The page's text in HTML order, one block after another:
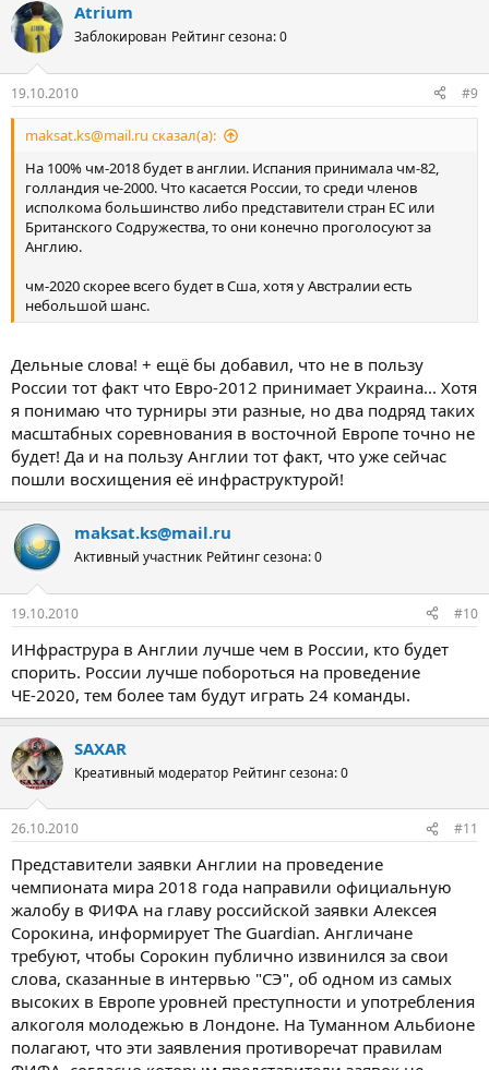
Atrium
Заблокирован Рейтинг сезона: 0
19.10.2010 #9
maksat.ks@mail.ru сказал(а):
На 100% чм-2018 будет в англии. Испания принимала чм-82,
голландия че-2000. Что касается России, то среди членов
исполкома большинство либо представители стран ЕС или
Британского Содружества, то они конечно проголосуют за
Англию.
чм-2020 скорее всего будет в Сша, хотя у Австралии есть
небольшой шанс.
Дельные слова! + ещё бы добавил, что не в пользу
России тот факт что Евро-2012 принимает Украина... Хотя
я понимаю что турниры эти разные, но два подряд таких
масштабных соревнования в восточной Европе точно не
будет! Да и на пользу Англии тот факт, что уже сейчас
пошли восхищения её инфраструктурой!
maksat.ks@mail.ru
Активный участник Рейтинг сезона: 0
19.10.2010 #10
ИНфраструра в Англии лучше чем в России, кто будет
спорить. России лучше побороться на проведение
ЧЕ-2020, тем более там будут играть 24 команды.
SAXAR
Креативный модератор Рейтинг сезона: 0
26.10.2010 #11
Представители заявки Англии на проведение
чемпионата мира 2018 года направили официальную
жалобу в ФИФА на главу российской заявки Алексея
Сорокина, информирует The Guardian. Англичане
требуют, чтобы Сорокин публично извинился за свои
слова, сказанные в интервью "СЭ", об одном из самых
высоких в Европе уровней преступности и употребления
алкоголя молодежью в Лондоне. На Туманном Альбионе
полагают, что эти заявления противоречат правилам